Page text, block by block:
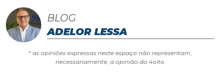
BLOG
ADELOR LESSA
* as opiniões expressas neste espaço não representam,
necessariamente, a opinião do 4oito